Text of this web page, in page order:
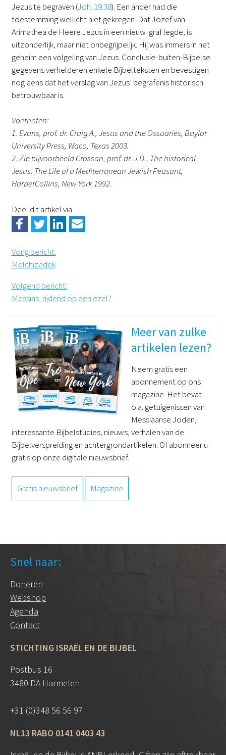
Jezus te begraven (Joh. 19:38). Een ander had die
toestemming wellicht niet gekregen. Dat Jozef van
Arimathea de Heere Jezus in een nieuw graf legde, is
uitzonderlijk, maar niet onbegrijpelijk. Hij was immers in het
geheim een volgeling van Jezus. Conclusie: buiten-Bijbelse
gegevens verhelderen enkele Bijbelteksten en bevestigen
nog eens dat het verslag van Jezus’ begrafenis historisch
betrouwbaar is.
Voetnoten:
1. Evans, prof. dr. Craig A., Jesus and the Ossuaries, Baylor
University Press, Waco, Texas 2003.
2. Zie bijvoorbeeld Crossan, prof. dr. J.D., The historical
Jesus. The Life of a Mediterranean Jewish Peasant,
HarperCollins, New York 1992.
Deel dit artikel via
Vorig bericht:
Melchizedek
Volgend bericht:
Messias, rijdend op een ezel?
Meer van zulke
artikelen lezen?
Neem gratis een
abonnement op ons
magazine. Het bevat
o.a. getuigenissen van
Messiaanse Joden,
interessante Bijbelstudies, nieuws, verhalen van de
Bijbelverspreiding en achtergrondartikelen. Of abonneer u
gratis op onze digitale nieuwsbrief.
Gratis nieuwsbrief Magazine
Snel naar:
Doneren
Webshop
Agenda
Contact
STICHTING ISRAËL EN DE BIJBEL
Postbus 16
3480 DA Harmelen
+31 (0)348 56 56 97
NL13 RABO 0141 0403 43